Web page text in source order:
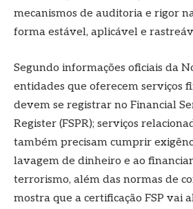
mecanismos de auditoria e rigor
forma estável, aplicável e
Segundo informações oficiais da
entidades que oferecem serviços
devem se registrar no Financial
Register (FSPR); serviços
também precisam cumprir
lavagem de dinheiro e ao
terrorismo, além das normas de
mostra que a certificação FSP vai